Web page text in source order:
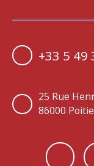
+33 5 49
25 Rue
86000